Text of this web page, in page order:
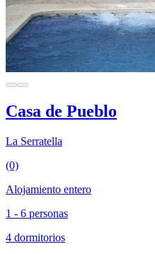
Casa de Pueblo
La Serratella
(0)
Alojamiento entero
1 - 6 personas
4 dormitorios